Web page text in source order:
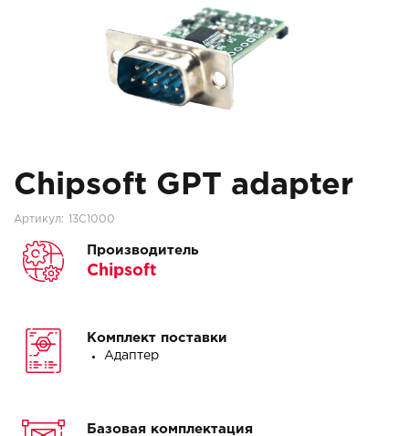
Chipsoft GPT adapter
Артикул: 13C1000
Производитель
Chipsoft
Комплект поставки
Адаптер
Базовая комплектация